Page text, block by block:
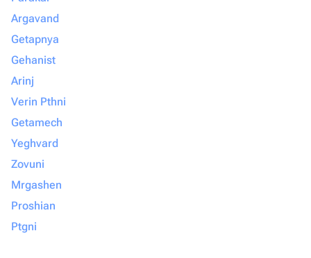
Argavand
Getapnya
Gehanist
Arinj
Verin Pthni
Getamech
Yeghvard
Zovuni
Mrgashen
Proshian
Ptgni